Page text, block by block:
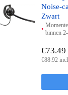
Noise-
Zwart
binnen
€73.49
€88.92